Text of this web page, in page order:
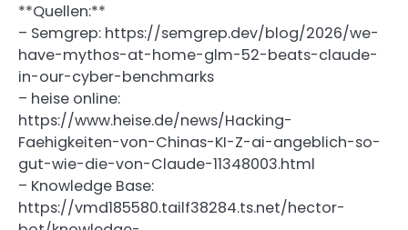
**Quellen:**
– Semgrep: https://semgrep.dev/blog/2026/we-
have-mythos-at-home-glm-52-beats-claude-
in-our-cyber-benchmarks
– heise online:
https://www.heise.de/news/Hacking-
Faehigkeiten-von-Chinas-KI-Z-ai-angeblich-so-
gut-wie-die-von-Claude-11348003.html
– Knowledge Base:
https://vmd185580.tailf38284.ts.net/hector-